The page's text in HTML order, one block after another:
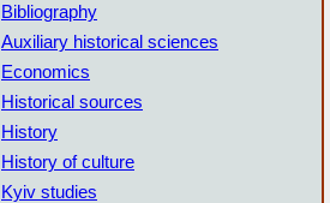
Bibliography
Auxiliary historical sciences
Economics
Historical sources
History
History of culture
Kyiv studies